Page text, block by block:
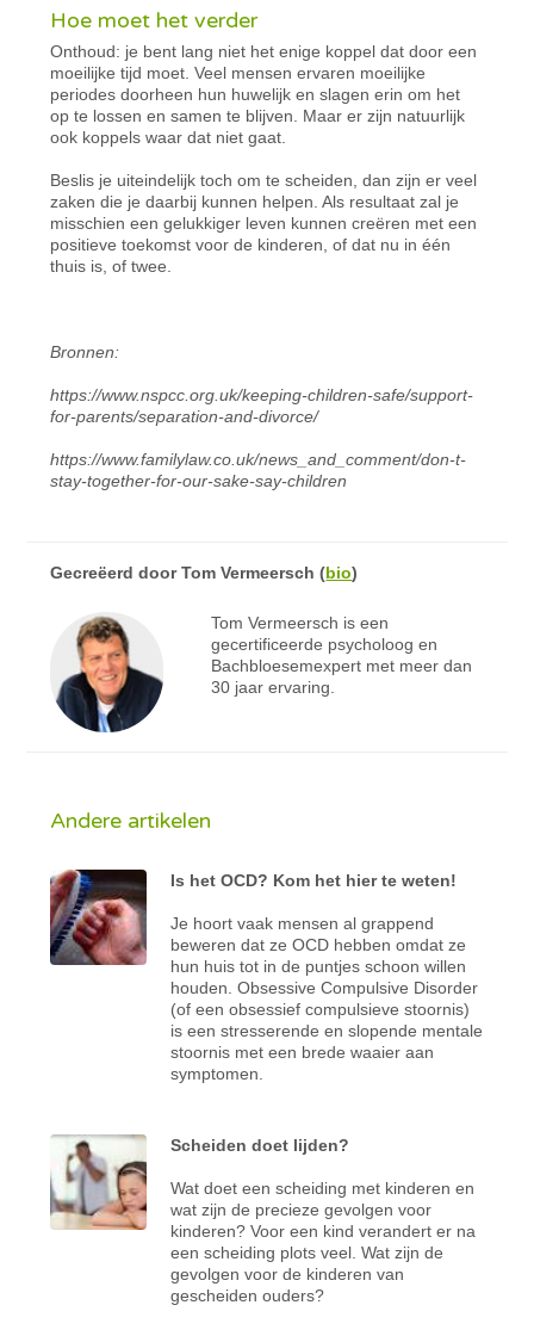
Hoe moet het verder
Onthoud: je bent lang niet het enige koppel dat door een
moeilijke tijd moet. Veel mensen ervaren moeilijke
periodes doorheen hun huwelijk en slagen erin om het
op te lossen en samen te blijven. Maar er zijn natuurlijk
ook koppels waar dat niet gaat.
Beslis je uiteindelijk toch om te scheiden, dan zijn er veel
zaken die je daarbij kunnen helpen. Als resultaat zal je
misschien een gelukkiger leven kunnen creëren met een
positieve toekomst voor de kinderen, of dat nu in één
thuis is, of twee.
Bronnen:
https://www.nspcc.org.uk/keeping-children-safe/support-
for-parents/separation-and-divorce/
https://www.familylaw.co.uk/news_and_comment/don-t-
stay-together-for-our-sake-say-children
Gecreëerd doorTom Vermeersch (bio)
Tom Vermeersch is een
gecertificeerde psycholoog en
Bachbloesemexpert met meer dan
30 jaar ervaring.
Andere artikelen
Is het OCD? Kom het hier te weten!
Je hoort vaak mensen al grappend
beweren dat ze OCD hebben omdat ze
hun huis tot in de puntjes schoon willen
houden. Obsessive Compulsive Disorder
(of een obsessief compulsieve stoornis)
is een stresserende en slopende mentale
stoornis met een brede waaier aan
symptomen.
Scheiden doet lijden?
Wat doet een scheiding met kinderen en
wat zijn de precieze gevolgen voor
kinderen?Voor een kind verandert er na
een scheiding plots veel. Wat zijn de
gevolgen voor de kinderen van
gescheiden ouders?